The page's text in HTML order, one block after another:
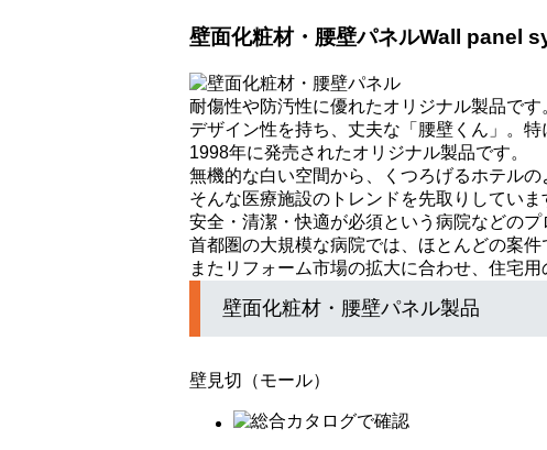
壁面化粧材・腰壁パネルWall panel
耐傷性や防汚性に優れたオリジナル製品です
デザイン性を持ち、丈夫な「腰壁くん」。特
1998年に発売されたオリジナル製品です。
無機的な白い空間から、くつろげるホテルの
そんな医療施設のトレンドを先取りしていま
安全・清潔・快適が必須という病院などのプ
首都圏の大規模な病院では、ほとんどの案件
またリフォーム市場の拡大に合わせ、住宅用
壁面化粧材・腰壁パネル製品
壁見切（モール）